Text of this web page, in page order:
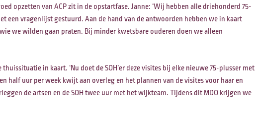
opzetten van ACP zit in de opstartfase. Janne: ‘Wij hebben alle driehonderd 75-
een vragenlijst gestuurd. Aan de hand van de antwoorden hebben we in kaart
we wilden gaan praten. Bij minder kwetsbare ouderen doen we alleen
in kaart. ‘Nu doet de SOH’er deze visites bij elke nieuwe 75-plusser met
half uur per week kwijt aan overleg en het plannen van de visites voor haar en
de artsen en de SOH twee uur met het wijkteam. Tijdens dit MDO krijgen we